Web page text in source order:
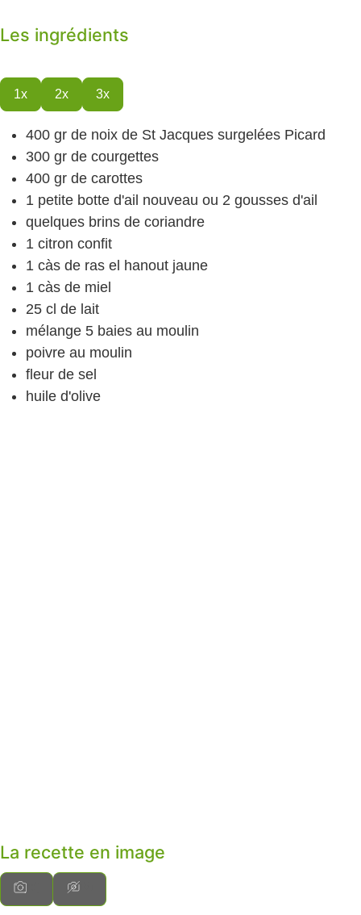
Les ingrédients
1x 2x 3x
400 gr de noix de St Jacques surgelées Picard
300 gr de courgettes
400 gr de carottes
1 petite botte d'ail nouveau ou 2 gousses d'ail
quelques brins de coriandre
1 citron confit
1 càs de ras el hanout jaune
1 càs de miel
25 cl de lait
mélange 5 baies au moulin
poivre au moulin
fleur de sel
huile d'olive
La recette en image